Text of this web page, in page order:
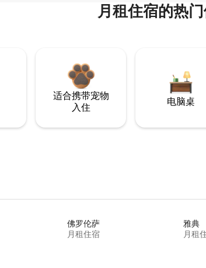
月租住宿的热
适合携带宠物
入住
电脑桌
佛罗伦萨
月租住宿
雅典
月租